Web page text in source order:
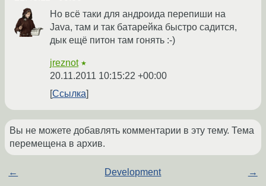
Но всё таки для андроида перепиши на
Java, там и так батарейка быстро садится,
дык ещё питон там гонять :-)
jreznot ★
20.11.2011 10:15:22 +00:00
Ссылка
Вы не можете добавлять комментарии в эту тему. Тема
перемещена в архив.
← Development →